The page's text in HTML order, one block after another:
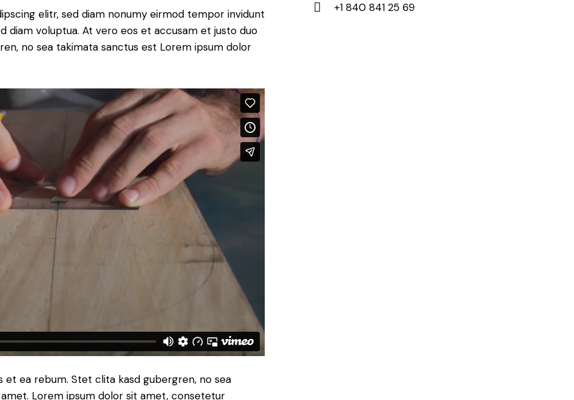
elitr, sed diam nonumy eirmod tempor invidunt
diam voluptua. At vero eos et accusam et justo duo
no sea takimata sanctus est Lorem ipsum dolor
ea rebum. Stet clita kasd gubergren, no sea
Lorem ipsum dolor sit amet, consetetur
+1 840 841 25 69